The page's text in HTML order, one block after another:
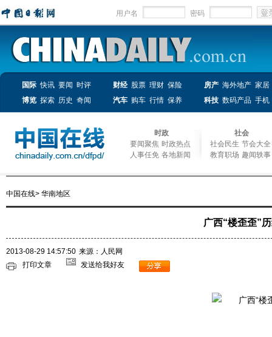
用户名 密码
国际 快讯 要闻 时评 财经 股票 理财 保险 房产 海外地产 家居
博览 探索 历史 奇闻 汽车 购车 行情 保养 科技 数码产品 手机
时政
要闻聚焦 时政热点
人事任免 各地新闻
社会
社会民生 节会大全
教育职场 趣闻轶事
中国在线> 华南地区
广西“楼歪歪”
2013-08-29 14:57:50 来源：人民网
打印文章
发送给我好友